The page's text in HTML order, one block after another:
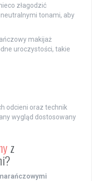
złagodzić
tonami, aby
makijaż
uroczystości, takie
odcieni oraz technik
wygląd dostosowany
z